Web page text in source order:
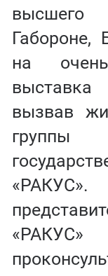
Габороне,
на
вызвав